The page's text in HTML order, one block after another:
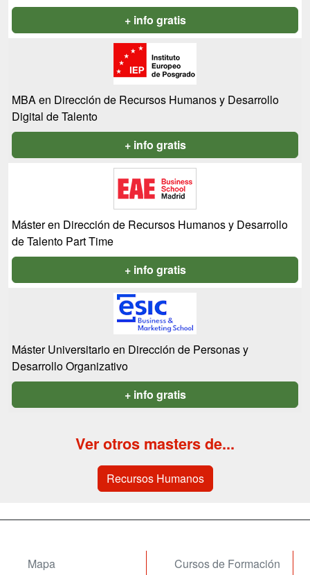
+ info gratis
MBA en Dirección de Recursos Humanos y Desarrollo
Digital de Talento
+ info gratis
Máster en Dirección de Recursos Humanos y Desarrollo
de Talento Part Time
+ info gratis
Máster Universitario en Dirección de Personas y
Desarrollo Organizativo
+ info gratis
Ver otros masters de...
Recursos Humanos
Mapa
Cursos de Formación